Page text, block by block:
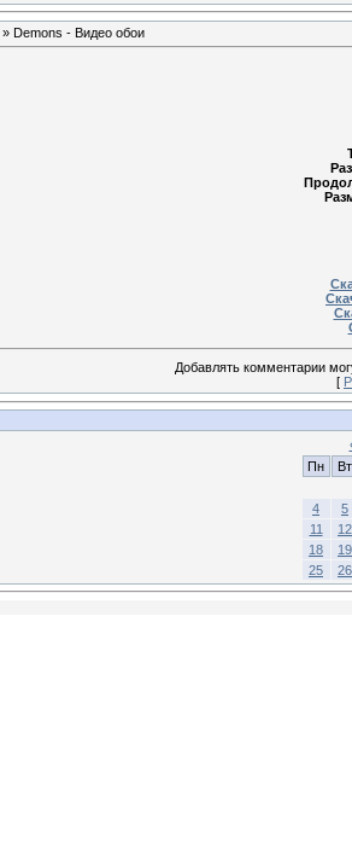
» Demons - Видео обои
Добавлять комментарии
[
Пн
Вт
4
5
11
12
18
19
25
26